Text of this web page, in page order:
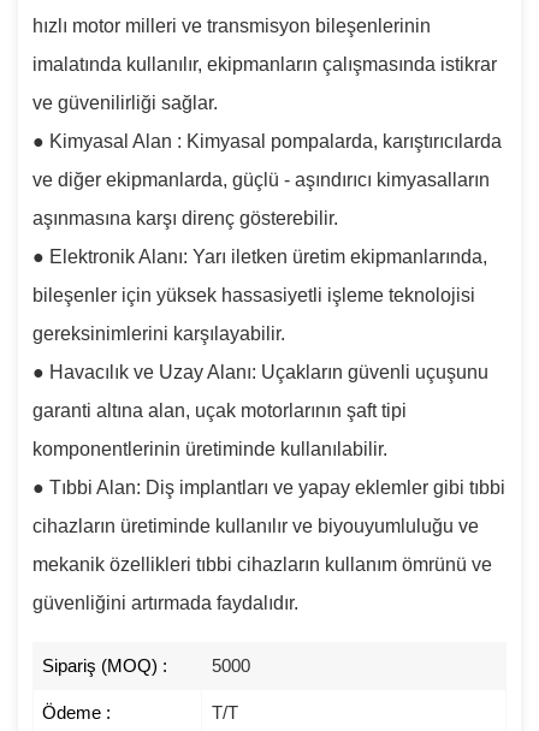
hızlı motor milleri ve transmisyon bileşenlerinin
imalatında kullanılır, ekipmanların çalışmasında istikrar
ve güvenilirliği sağlar.
● Kimyasal Alan : Kimyasal pompalarda, karıştırıcılarda
ve diğer ekipmanlarda, güçlü - aşındırıcı kimyasalların
aşınmasına karşı direnç gösterebilir.
● Elektronik Alanı: Yarı iletken üretim ekipmanlarında,
bileşenler için yüksek hassasiyetli işleme teknolojisi
gereksinimlerini karşılayabilir.
● Havacılık ve Uzay Alanı: Uçakların güvenli uçuşunu
garanti altına alan, uçak motorlarının şaft tipi
komponentlerinin üretiminde kullanılabilir.
● Tıbbi Alan: Diş implantları ve yapay eklemler gibi tıbbi
cihazların üretiminde kullanılır ve biyouyumluluğu ve
mekanik özellikleri tıbbi cihazların kullanım ömrünü ve
güvenliğini artırmada faydalıdır.
Sipariş (MOQ) : 5000
Ödeme : T/T